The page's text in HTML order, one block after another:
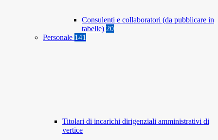
Consulenti e collaboratori (da pubblicare in
tabelle) 20
Personale 141
Titolari di incarichi dirigenziali amministrativi di
vertice